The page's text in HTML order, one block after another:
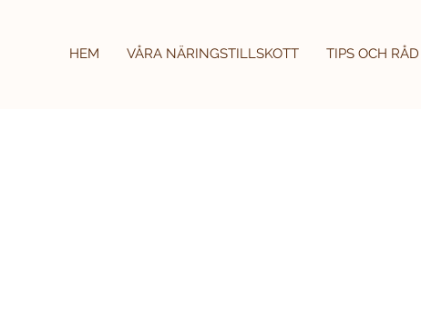
HEM VÅRA NÄRINGSTILLSKOTT TIPS OCH RÅD